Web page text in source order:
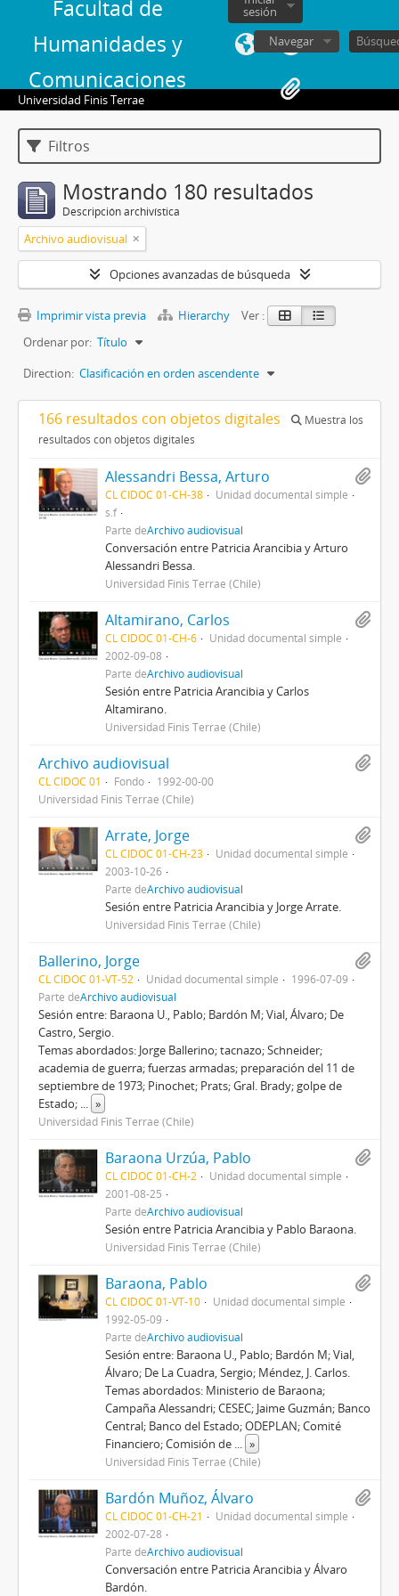
Facultad de
Humanidades y
Comunicaciones
sesión
Navegar
Universidad Finis Terrae
Filtros
Mostrando 180 resultados
Descripción archivística
Archivo audiovisual
Opciones avanzadas de búsqueda
Imprimir vista previa Hierarchy
Ver :
Ordenar por: Título
Direction: Clasificación en orden ascendente
166 resultados con objetos digitales
Muestra los
resultados con objetos digitales
Alessandri Bessa, Arturo
CL CIDOC 01-CH-38
Unidad documental simple
s.f
Parte deArchivo audiovisual
Conversación entre Patricia Arancibia y Arturo
Alessandri Bessa.
Universidad Finis Terrae (Chile)
Altamirano, Carlos
CL CIDOC 01-CH-6
Unidad documental simple
2002-09-08
Parte deArchivo audiovisual
Sesión entre Patricia Arancibia y Carlos
Altamirano.
Universidad Finis Terrae (Chile)
Archivo audiovisual
CL CIDOC 01 Fondo
1992-00-00
Universidad Finis Terrae (Chile)
Arrate, Jorge
CL CIDOC 01-CH-23
Unidad documental simple
2003-10-26
Parte deArchivo audiovisual
Sesión entre Patricia Arancibia y Jorge Arrate.
Universidad Finis Terrae (Chile)
Ballerino, Jorge
CL CIDOC 01-VT-52 Unidad documental simple
1996-07-09
Parte deArchivo audiovisual
Sesión entre: Baraona U., Pablo; Bardón M; Vial, Álvaro; De
Castro, Sergio.
Temas abordados: Jorge Ballerino; tacnazo; Schneider;
academia de guerra; fuerzas armadas; preparación del 11 de
septiembre de 1973; Pinochet; Prats; Gral. Brady; golpe de
Estado; ... »
Universidad Finis Terrae (Chile)
Baraona Urzúa, Pablo
CL CIDOC 01-CH-2
Unidad documental simple
2001-08-25
Parte deArchivo audiovisual
Sesión entre Patricia Arancibia y Pablo Baraona.
Universidad Finis Terrae (Chile)
Baraona, Pablo
CL CIDOC 01-VT-10
Unidad documental simple
1992-05-09
Parte deArchivo audiovisual
Sesión entre: Baraona U., Pablo; Bardón M; Vial,
Álvaro; De La Cuadra, Sergio; Méndez, J. Carlos.
Temas abordados: Ministerio de Baraona;
Campaña Alessandri; CESEC; Jaime Guzmán; Banco
Central; Banco del Estado; ODEPLAN; Comité
Financiero; Comisión de ... »
Universidad Finis Terrae (Chile)
Bardón Muñoz, Álvaro
CL CIDOC 01-CH-21
Unidad documental simple
2002-07-28
Parte deArchivo audiovisual
Conversación entre Patricia Arancibia y Álvaro
Bardón.